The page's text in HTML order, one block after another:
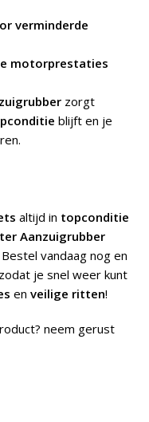
verminderde
motorprestaties
zorgt
blijft en je
altijd in topconditie
Aanzuigrubber
Bestel vandaag nog en
je snel weer kunt
en veilige ritten!
neem gerust